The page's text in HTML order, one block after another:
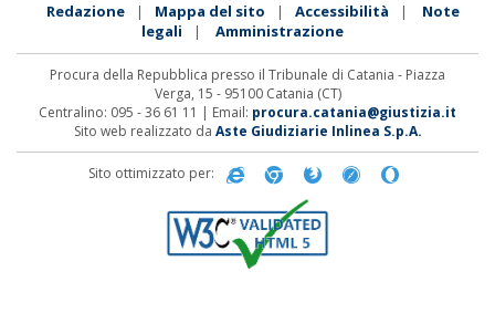
Redazione | Mappa del sito | Accessibilità |
Note
legali
| Amministrazione
Procura della Repubblica presso il Tribunale di Catania - Piazza
Verga, 15 - 95100 Catania (CT)
Centralino: 095 - 36 61 11 | Email: procura.catania@giustizia.it
Sito web realizzato da Aste Giudiziarie Inlinea S.p.A.
Sito ottimizzato per: